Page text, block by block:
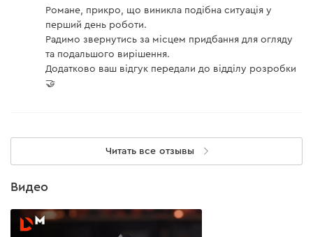
Романе, прикро, що виникла подібна ситуація у
перший день роботи.
Радимо звернутись за місцем придбання для огляду
та подальшого вирішення.
Додатково ваш відгук передали до відділу розробки
🤝
Читать все отзывы
Видео